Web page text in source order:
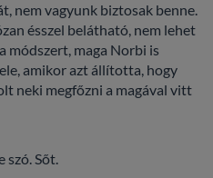
nem vagyunk biztosak benne.
ésszel belátható, nem lehet
módszert, maga Norbi is
amikor azt állította, hogy
neki megfőzni a magával vitt
szó. Sőt.